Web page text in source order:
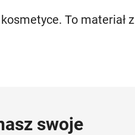
To materiał z
swoje